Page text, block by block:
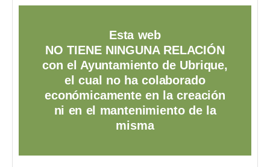
Esta web
NO TIENE NINGUNA RELACIÓN
con el Ayuntamiento de Ubrique,
el cual no ha colaborado
económicamente en la creación
ni en el mantenimiento de la
misma